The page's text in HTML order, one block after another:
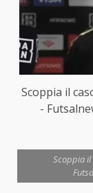
Scoppia il
-
Scoppia il